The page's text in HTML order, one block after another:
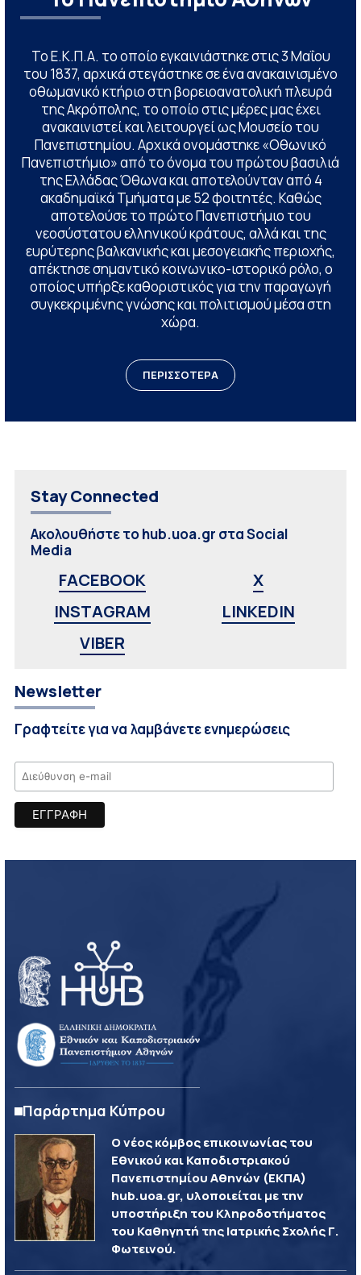
Το Ε.Κ.Π.Α. το οποίο εγκαινιάστηκε στις 3 Μαΐου
του 1837, αρχικά στεγάστηκε σε ένα ανακαινισμένο
οθωμανικό κτήριο στη βορειοανατολική πλευρά
της Ακρόπολης, το οποίο στις μέρες μας έχει
ανακαινιστεί και λειτουργεί ως Μουσείο του
Πανεπιστημίου. Αρχικά ονομάστηκε «Οθωνικό
Πανεπιστήμιο» από το όνομα του πρώτου βασιλιά
της Ελλάδας Όθωνα και αποτελούνταν από 4
ακαδημαϊκά Τμήματα με 52 φοιτητές. Καθώς
αποτελούσε το πρώτο Πανεπιστήμιο του
νεοσύστατου ελληνικού κράτους, αλλά και της
ευρύτερης βαλκανικής και μεσογειακής περιοχής,
απέκτησε σημαντικό κοινωνικο-ιστορικό ρόλο, ο
οποίος υπήρξε καθοριστικός για την παραγωγή
συγκεκριμένης γνώσης και πολιτισμού μέσα στη
χώρα.
ΠΕΡΙΣΣΟΤΕΡΑ
Stay Connected
Ακολουθήστε το hub.uoa.gr στα Social
Media
FACEBOOK
X
INSTAGRAM
LINKEDIN
VIBER
Newsletter
Γραφτείτε για να λαμβάνετε ενημερώσεις
Παράρτημα Κύπρου
Ο νέος κόμβος επικοινωνίας του
Εθνικού και Καποδιστριακού
Πανεπιστημίου Αθηνών (ΕΚΠΑ)
hub.uoa.gr, υλοποιείται με την
υποστήριξη του Κληροδοτήματος
του Καθηγητή της Ιατρικής Σχολής Γ.
Φωτεινού.